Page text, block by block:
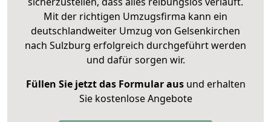
Mit der richtigen Umzugsfirma kann ein
deutschlandweiter Umzug von Gelsenkirchen
nach Sulzburg erfolgreich durchgeführt werden
und dafür sorgen wir.
Füllen Sie jetzt das Formular ausund erhalten
Sie kostenlose Angebote